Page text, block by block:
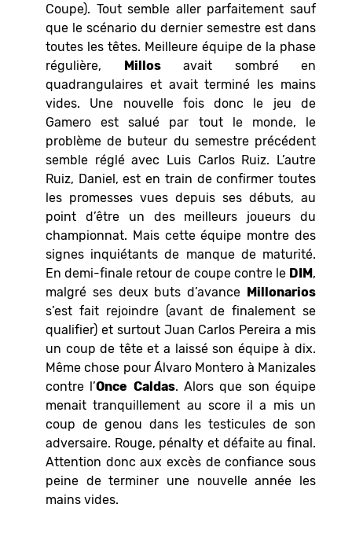
Coupe). Tout semble aller parfaitement sauf
que le scénario du dernier semestre est dans
toutes les têtes. Meilleure équipe de la phase
régulière, Millosavait sombré en
quadrangulaires et avait terminé les mains
vides. Une nouvelle fois donc le jeu de
Gamero est salué par tout le monde, le
problème de buteur du semestre précédent
semble réglé avec Luis Carlos Ruiz. L’autre
Ruiz, Daniel, est en train de confirmer toutes
les promesses vues depuis ses débuts, au
point d’être un des meilleurs joueurs du
championnat. Mais cette équipe montre des
signes inquiétants de manque de maturité.
En demi-finale retour de coupe contre le DIM,
malgré ses deux buts d’avance Millonarios
s’est fait rejoindre (avant de finalement se
qualifier) et surtout Juan Carlos Pereira a mis
un coup de tête et a laissé son équipe à dix.
Même chose pour Álvaro Montero à Manizales
contre l’Once Caldas. Alors que son équipe
menait tranquillement au score il a mis un
coup de genou dans les testicules de son
adversaire. Rouge, pénalty et défaite au final.
Attention donc aux excès de confiance sous
peine de terminer une nouvelle année les
mains vides.